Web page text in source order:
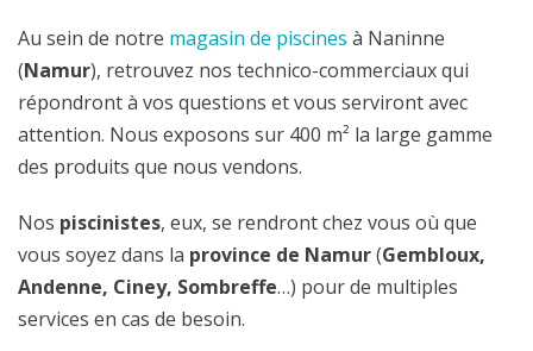
Au sein de notre magasin de piscines à Naninne
(Namur), retrouvez nos technico-commerciaux qui
répondront à vos questions et vous serviront avec
attention. Nous exposons sur 400 m² la large gamme
des produits que nous vendons.
Nos piscinistes, eux, se rendront chez vous où que
vous soyez dans la province de Namur(Gembloux,
Andenne, Ciney, Sombreffe…) pour de multiples
services en cas de besoin.